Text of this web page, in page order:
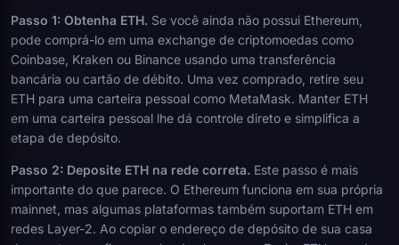
Passo 1: Obtenha ETH. Se você ainda não possui Ethereum,
pode comprá-lo em uma exchange de criptomoedas como
Coinbase, Kraken ou Binance usando uma transferência
bancária ou cartão de débito. Uma vez comprado, retire seu
ETH para uma carteira pessoal como MetaMask. Manter ETH
em uma carteira pessoal lhe dá controle direto e simplifica a
etapa de depósito.
Passo 2: Deposite ETH na rede correta. Este passo é mais
importante do que parece. O Ethereum funciona em sua própria
mainnet, mas algumas plataformas também suportam ETH em
redes Layer-2. Ao copiar o endereço de depósito de sua casa